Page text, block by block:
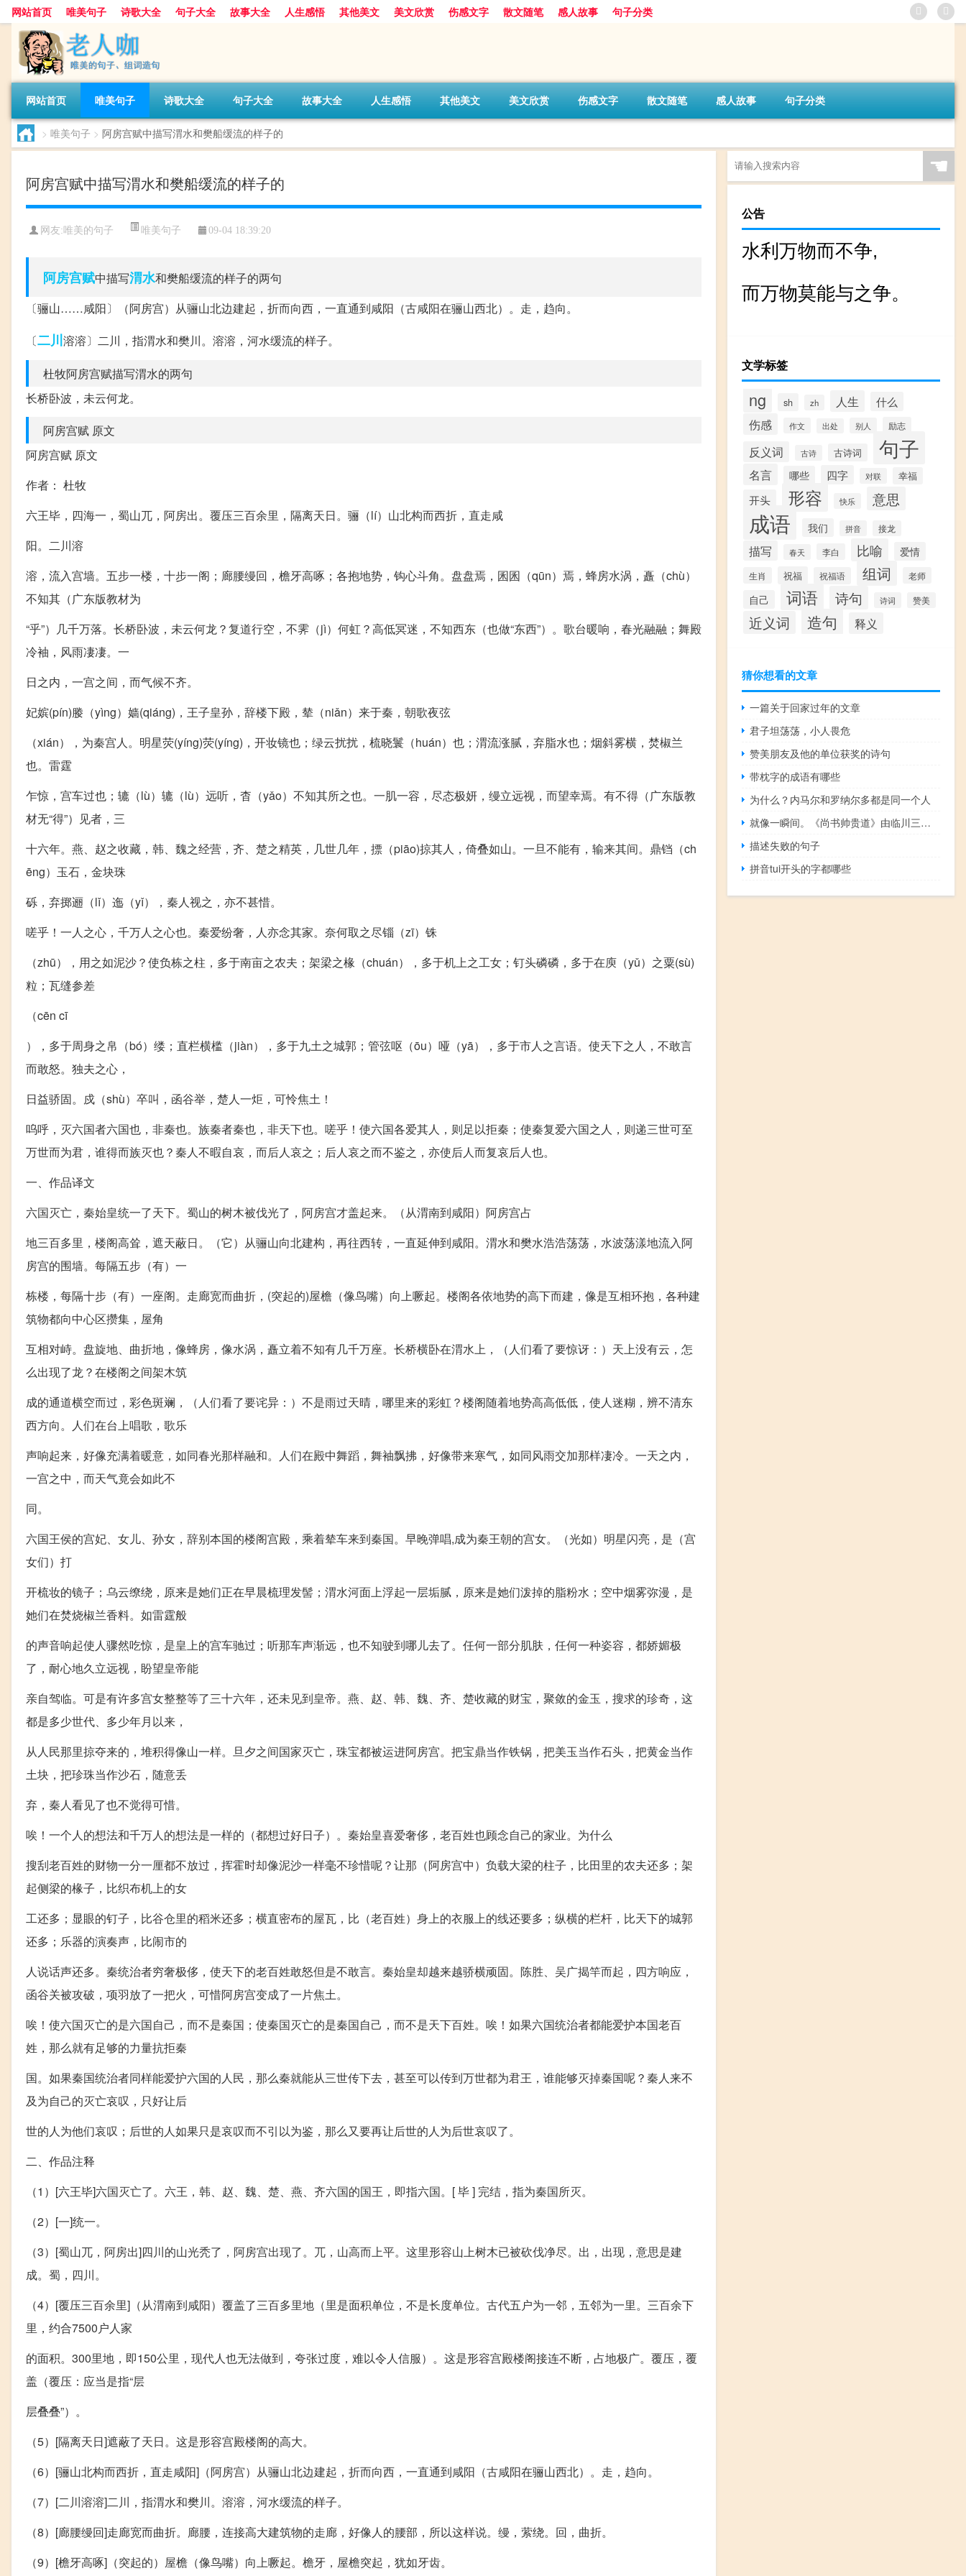
网站首页 唯美句子 诗歌大全 句子大全 故事大全 人生感悟 其他美文 美文欣赏 伤感文字 散文随笔 感人故事 句子分类
网站首页 唯美句子 诗歌大全 句子大全 故事大全 人生感悟 其他美文 美文欣赏 伤感文字 散文随笔 感人故事 句子分类
> 唯美句子 > 阿房宫赋中描写渭水和樊船缓流的样子的
阿房宫赋中描写渭水和樊船缓流的样子的
网友:唯美的句子 唯美句子 09-04 18:39:20
阿房宫赋中描写渭水和樊船缓流的样子的两句
〔骊山……咸阳〕（阿房宫）从骊山北边建起，折而向西，一直通到咸阳（古咸阳在骊山西北）。走，趋向。
〔二川溶溶〕二川，指渭水和樊川。溶溶，河水缓流的样子。
杜牧阿房宫赋描写渭水的两句
长桥卧波，未云何龙。
阿房宫赋 原文
阿房宫赋 原文
作者： 杜牧
六王毕，四海一，蜀山兀，阿房出。覆压三百余里，隔离天日。骊（lí）山北构而西折，直走咸
阳。二川溶
溶，流入宫墙。五步一楼，十步一阁；廊腰缦回，檐牙高啄；各抱地势，钩心斗角。盘盘焉，囷囷（qūn）焉，蜂房水涡，矗（chù）
不知其（广东版教材为
“乎”）几千万落。长桥卧波，未云何龙？复道行空，不霁（jì）何虹？高低冥迷，不知西东（也做“东西”）。歌台暖响，春光融融；舞殿
冷袖，风雨凄凄。一
日之内，一宫之间，而气候不齐。
妃嫔(pín)媵（yìng）嫱(qiáng)，王子皇孙，辞楼下殿，辇（niǎn）来于秦，朝歌夜弦
（xián），为秦宫人。明星荧(yíng)荧(yíng)，开妆镜也；绿云扰扰，梳晓鬟（huán）也；渭流涨腻，弃脂水也；烟斜雾横，焚椒兰
也。雷霆
乍惊，宫车过也；辘（lù）辘（lù）远听，杳（yǎo）不知其所之也。一肌一容，尽态极妍，缦立远视，而望幸焉。有不得（广东版教
材无“得”）见者，三
十六年。燕、赵之收藏，韩、魏之经营，齐、楚之精英，几世几年，摽（piāo)掠其人，倚叠如山。一旦不能有，输来其间。鼎铛（ch
ēng）玉石，金块珠
砾，弃掷逦（lǐ）迤（yǐ），秦人视之，亦不甚惜。
嗟乎！一人之心，千万人之心也。秦爱纷奢，人亦念其家。奈何取之尽锱（zī）铢
（zhū），用之如泥沙？使负栋之柱，多于南亩之农夫；架梁之椽（chuán），多于机上之工女；钉头磷磷，多于在庾（yǔ）之粟(sù)
粒；瓦缝参差
（cēn cī
），多于周身之帛（bó）缕；直栏横槛（jiàn），多于九土之城郭；管弦呕（ōu）哑（yā），多于市人之言语。使天下之人，不敢言
而敢怒。独夫之心，
日益骄固。戍（shù）卒叫，函谷举，楚人一炬，可怜焦土！
呜呼，灭六国者六国也，非秦也。族秦者秦也，非天下也。嗟乎！使六国各爱其人，则足以拒秦；使秦复爱六国之人，则递三世可至
万世而为君，谁得而族灭也？秦人不暇自哀，而后人哀之；后人哀之而不鉴之，亦使后人而复哀后人也。
一、作品译文
六国灭亡，秦始皇统一了天下。蜀山的树木被伐光了，阿房宫才盖起来。（从渭南到咸阳）阿房宫占
地三百多里，楼阁高耸，遮天蔽日。（它）从骊山向北建构，再往西转，一直延伸到咸阳。渭水和樊水浩浩荡荡，水波荡漾地流入阿
房宫的围墙。每隔五步（有）一
栋楼，每隔十步（有）一座阁。走廊宽而曲折，(突起的)屋檐（像鸟嘴）向上噘起。楼阁各依地势的高下而建，像是互相环抱，各种建
筑物都向中心区攒集，屋角
互相对峙。盘旋地、曲折地，像蜂房，像水涡，矗立着不知有几千万座。长桥横卧在渭水上，（人们看了要惊讶：）天上没有云，怎
么出现了龙？在楼阁之间架木筑
成的通道横空而过，彩色斑斓，（人们看了要诧异：）不是雨过天晴，哪里来的彩虹？楼阁随着地势高高低低，使人迷糊，辨不清东
西方向。人们在台上唱歌，歌乐
声响起来，好像充满着暖意，如同春光那样融和。人们在殿中舞蹈，舞袖飘拂，好像带来寒气，如同风雨交加那样凄冷。一天之内，
一宫之中，而天气竟会如此不
同。
六国王侯的宫妃、女儿、孙女，辞别本国的楼阁宫殿，乘着辇车来到秦国。早晚弹唱,成为秦王朝的宫女。（光如）明星闪亮，是（宫
女们）打
开梳妆的镜子；乌云缭绕，原来是她们正在早晨梳理发髻；渭水河面上浮起一层垢腻，原来是她们泼掉的脂粉水；空中烟雾弥漫，是
她们在焚烧椒兰香料。如雷霆般
的声音响起使人骤然吃惊，是皇上的宫车驰过；听那车声渐远，也不知驶到哪儿去了。任何一部分肌肤，任何一种姿容，都娇媚极
了，耐心地久立远视，盼望皇帝能
亲自驾临。可是有许多宫女整整等了三十六年，还未见到皇帝。燕、赵、韩、魏、齐、楚收藏的财宝，聚敛的金玉，搜求的珍奇，这
都是多少世代、多少年月以来，
从人民那里掠夺来的，堆积得像山一样。旦夕之间国家灭亡，珠宝都被运进阿房宫。把宝鼎当作铁锅，把美玉当作石头，把黄金当作
土块，把珍珠当作沙石，随意丢
弃，秦人看见了也不觉得可惜。
唉！一个人的想法和千万人的想法是一样的（都想过好日子）。秦始皇喜爱奢侈，老百姓也顾念自己的家业。为什么
搜刮老百姓的财物一分一厘都不放过，挥霍时却像泥沙一样毫不珍惜呢？让那（阿房宫中）负载大梁的柱子，比田里的农夫还多；架
起侧梁的椽子，比织布机上的女
工还多；显眼的钉子，比谷仓里的稻米还多；横直密布的屋瓦，比（老百姓）身上的衣服上的线还要多；纵横的栏杆，比天下的城郭
还多；乐器的演奏声，比闹市的
人说话声还多。秦统治者穷奢极侈，使天下的老百姓敢怒但是不敢言。秦始皇却越来越骄横顽固。陈胜、吴广揭竿而起，四方响应，
函谷关被攻破，项羽放了一把火，可惜阿房宫变成了一片焦土。
唉！使六国灭亡的是六国自己，而不是秦国；使秦国灭亡的是秦国自己，而不是天下百姓。唉！如果六国统治者都能爱护本国老百
姓，那么就有足够的力量抗拒秦
国。如果秦国统治者同样能爱护六国的人民，那么秦就能从三世传下去，甚至可以传到万世都为君王，谁能够灭掉秦国呢？秦人来不
及为自己的灭亡哀叹，只好让后
世的人为他们哀叹；后世的人如果只是哀叹而不引以为鉴，那么又要再让后世的人为后世哀叹了。
二、作品注释
（1）[六王毕]六国灭亡了。六王，韩、赵、魏、楚、燕、齐六国的国王，即指六国。[ 毕 ] 完结，指为秦国所灭。
（2）[一]统一。
（3）[蜀山兀，阿房出]四川的山光秃了，阿房宫出现了。兀，山高而上平。这里形容山上树木已被砍伐净尽。出，出现，意思是建
成。蜀，四川。
（4）[覆压三百余里]（从渭南到咸阳）覆盖了三百多里地（里是面积单位，不是长度单位。古代五户为一邻，五邻为一里。三百余下
里，约合7500户人家
的面积。300里地，即150公里，现代人也无法做到，夸张过度，难以令人信服）。这是形容宫殿楼阁接连不断，占地极广。覆压，覆
盖（覆压：应当是指“层
层叠叠”）。
（5）[隔离天日]遮蔽了天日。这是形容宫殿楼阁的高大。
（6）[骊山北构而西折，直走咸阳]（阿房宫）从骊山北边建起，折而向西，一直通到咸阳（古咸阳在骊山西北）。走，趋向。
（7）[二川溶溶]二川，指渭水和樊川。溶溶，河水缓流的样子。
（8）[廊腰缦回]走廊宽而曲折。廊腰，连接高大建筑物的走廊，好像人的腰部，所以这样说。缦，萦绕。回，曲折。
（9）[檐牙高啄]（突起的）屋檐（像鸟嘴）向上噘起。檐牙，屋檐突起，犹如牙齿。
☚
公告
水利万物而不争,
而万物莫能与之争。
文学标签
ng sh zh 人生 什么
伤感 作文 出处 别人 励志
反义词 古诗 古诗词 句子
名言 哪些 四字 对联 幸福
开头 形容 快乐 意思
成语 我们 拼音 接龙
描写 春天 李白 比喻 爱情
生肖 祝福 祝福语 组词 老师
自己 词语 诗句 诗词 赞美
近义词 造句 释义
猜你想看的文章
一篇关于回家过年的文章
君子坦荡荡，小人畏危
赞美朋友及他的单位获奖的诗句
带枕字的成语有哪些
为什么？内马尔和罗纳尔多都是同一个人
就像一瞬间。《尚书帅贵道》由临川三首诗组成。内汉真心送别三韵
描述失败的句子
拼音tui开头的字都哪些